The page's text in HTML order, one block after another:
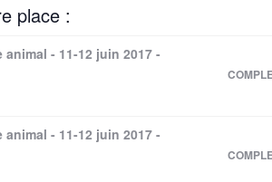
place :
- 11-12 juin 2017 -
- 11-12 juin 2017 -